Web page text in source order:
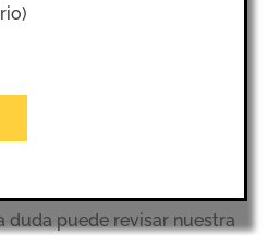
duda puede revisar nuestra